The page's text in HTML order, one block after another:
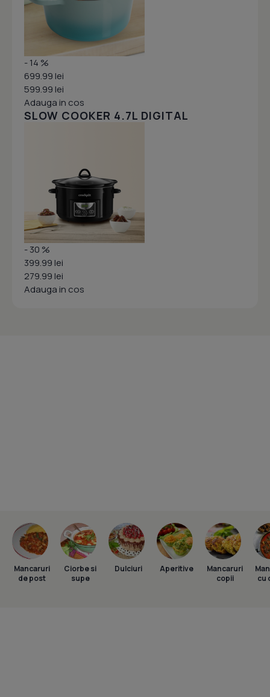
- 14 %
699.99 lei
599.99 lei
Adauga in cos
SLOW COOKER 4.7L DIGITAL
- 30 %
399.99 lei
279.99 lei
Adauga in cos
Mancaruri
de post
Ciorbe si
supe
Dulciuri Aperitive
Mancaruri
copii
cu